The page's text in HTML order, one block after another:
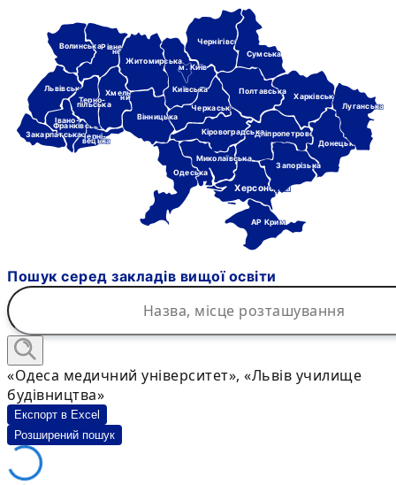
Черкаська
Чернігівська
Черні-
вецька
Дніпропетровська
Донецька
Івано-
Франківська
Харківська
Херсонська
Хмель-
ницька
Кіровоградська
АР Крим
Київська
м. Київ
Луганська
Львівська
Миколаївська
Одеська
Полтавська
Рівне-
нська Сумська
Терно-
пільська
Вінницька
Волинська
Закарпатська
Запорізька
Житомирська
Пошук серед закладів вищої освіти
«Одеса медичний університет», «Львів училище
будівництва»
Експорт в Excel
Розширений пошук